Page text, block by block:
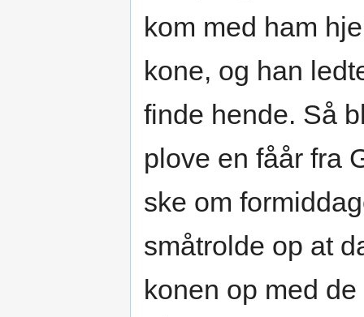
kom med ham
kone, og han
finde hende. Så
plove en fåår fra
ske om
småtrolde op at
konen op med